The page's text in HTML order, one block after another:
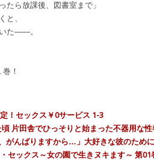
たら放課後、図書室まで」
と、
た――。
！
！セックス￥0サービス 1-3
片田舎でひっそりと始まった不器用な
がんばりますから…」大好きな彼のため
セックス～女の園で生きヌキます～ 第01